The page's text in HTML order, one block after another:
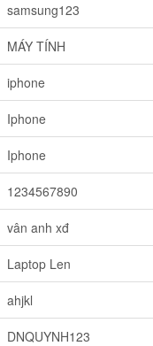
samsung123
MÁY TÍNH
iphone
Iphone
Iphone
1234567890
vân anh xđ
Laptop Len
ahjkl
DNQUYNH123